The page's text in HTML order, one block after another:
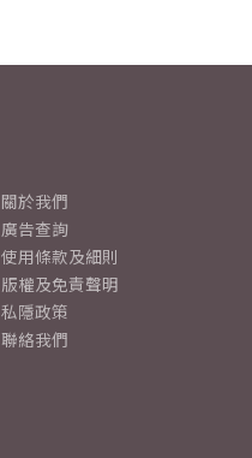
關於我們
廣告查詢
使用條款及細則
版權及免責聲明
私隱政策
聯絡我們